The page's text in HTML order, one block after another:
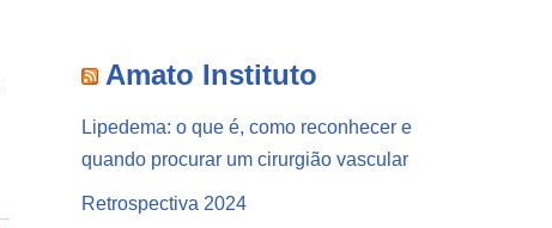
Amato Instituto
Lipedema: o que é, como reconhecer e
quando procurar um cirurgião vascular
Retrospectiva 2024